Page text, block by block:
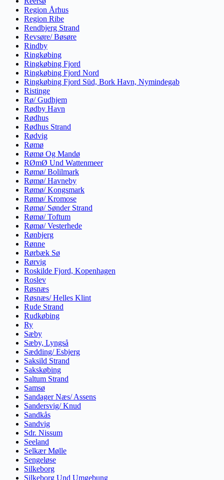
Region Århus
Region Ribe
Rendbjerg Strand
Revsøre/ Bøsøre
Rindby
Ringkøbing
Ringkøbing Fjord
Ringkøbing Fjord Nord
Ringkøbing Fjord Süd, Bork Havn, Nymindegab
Ristinge
Rø/ Gudhjem
Rødby Havn
Rødhus
Rødhus Strand
Rødvig
Rømø
Rømø Og Mandø
RØmØ Und Wattenmeer
Rømø/ Bolilmark
Rømø/ Havneby
Rømø/ Kongsmark
Rømø/ Kromose
Rømø/ Sønder Strand
Rømø/ Toftum
Rømø/ Vesterhede
Rønbjerg
Rønne
Rørbæk Sø
Rørvig
Roskilde Fjord, Kopenhagen
Roslev
Røsnæs
Røsnæs/ Helles Klint
Rude Strand
Rudkøbing
Ry
Sæby
Sæby, Lyngså
Sædding/ Esbjerg
Saksild Strand
Sakskøbing
Saltum Strand
Samsø
Sandager Næs/ Assens
Sandersvig/ Knud
Sandkås
Sandvig
Sdr. Nissum
Seeland
Selkær Mølle
Sengeløse
Silkeborg
Silkeborg Und Umgebung